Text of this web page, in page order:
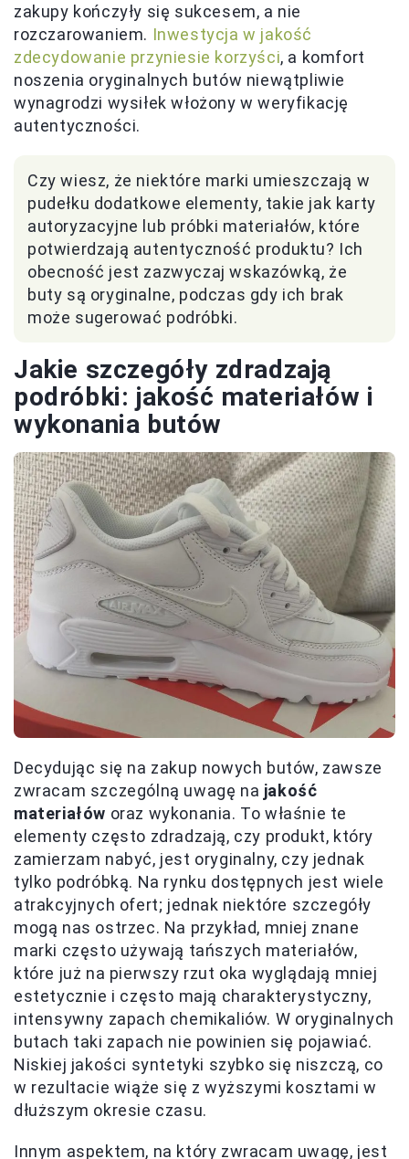
zakupy kończyły się sukcesem, a nie
rozczarowaniem. Inwestycja w jakość
zdecydowanie przyniesie korzyści, a komfort
noszenia oryginalnych butów niewątpliwie
wynagrodzi wysiłek włożony w weryfikację
autentyczności.
Czy wiesz, że niektóre marki umieszczają w
pudełku dodatkowe elementy, takie jak karty
autoryzacyjne lub próbki materiałów, które
potwierdzają autentyczność produktu? Ich
obecność jest zazwyczaj wskazówką, że
buty są oryginalne, podczas gdy ich brak
może sugerować podróbki.
Jakie szczegóły zdradzają
podróbki: jakość materiałów i
wykonania butów
Decydując się na zakup nowych butów, zawsze
zwracam szczególną uwagę na jakość
materiałów oraz wykonania. To właśnie te
elementy często zdradzają, czy produkt, który
zamierzam nabyć, jest oryginalny, czy jednak
tylko podróbką. Na rynku dostępnych jest wiele
atrakcyjnych ofert; jednak niektóre szczegóły
mogą nas ostrzec. Na przykład, mniej znane
marki często używają tańszych materiałów,
które już na pierwszy rzut oka wyglądają mniej
estetycznie i często mają charakterystyczny,
intensywny zapach chemikaliów. W oryginalnych
butach taki zapach nie powinien się pojawiać.
Niskiej jakości syntetyki szybko się niszczą, co
w rezultacie wiąże się z wyższymi kosztami w
dłuższym okresie czasu.
Innym aspektem, na który zwracam uwagę, jest